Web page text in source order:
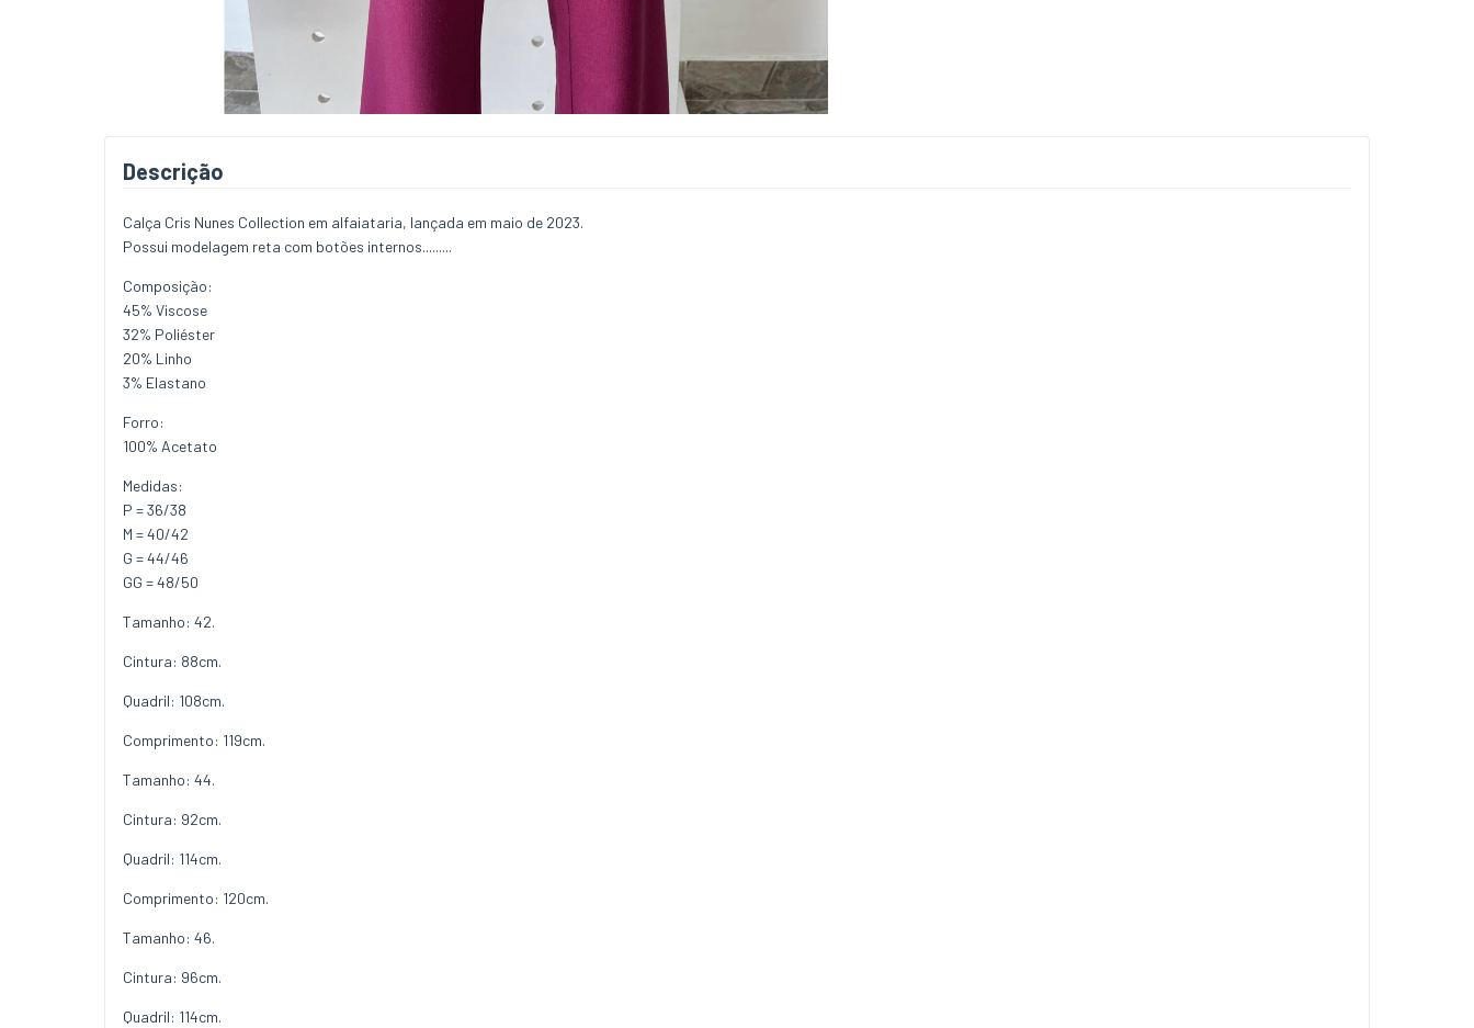
Descrição
Calça Cris Nunes Collection em alfaiataria, lançada em maio de 2023.
Possui modelagem reta com botões internos.........
Composição:
45% Viscose
32% Poliéster
20% Linho
3% Elastano
Forro:
100% Acetato
Medidas:
P = 36/38
M = 40/42
G = 44/46
GG = 48/50
Tamanho: 42.
Cintura: 88cm.
Quadril: 108cm.
Comprimento: 119cm.
Tamanho: 44.
Cintura: 92cm.
Quadril: 114cm.
Comprimento: 120cm.
Tamanho: 46.
Cintura: 96cm.
Quadril: 114cm.